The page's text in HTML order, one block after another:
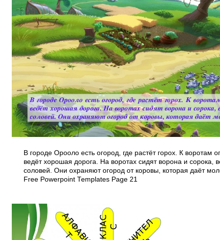
В городе Орооло есть огород, где растёт горох. К воротам
ведёт хорошая дорога. На воротах сидят ворона и сорока,
соловей. Они охраняют огород от коровы, которая даёт
Free Powerpoint Templates Page 21